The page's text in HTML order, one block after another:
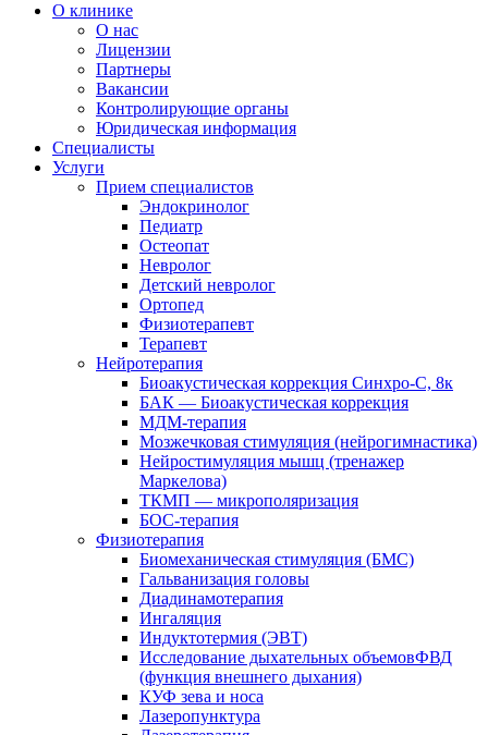
О клинике
О нас
Лицензии
Партнеры
Вакансии
Контролирующие органы
Юридическая информация
Специалисты
Услуги
Прием специалистов
Эндокринолог
Педиатр
Остеопат
Невролог
Детский невролог
Ортопед
Физиотерапевт
Терапевт
Нейротерапия
Биоакустическая коррекция Синхро-С, 8к
БАК — Биоакустическая коррекция
МДМ-терапия
Мозжечковая стимуляция (нейрогимнастика)
Нейростимуляция мышц (тренажер
Маркелова)
ТКМП — микрополяризация
БОС-терапия
Физиотерапия
Биомеханическая стимуляция (БМС)
Гальванизация головы
Диадинамотерапия
Ингаляция
Индуктотермия (ЭВТ)
Исследование дыхательных объемовФВД
(функция внешнего дыхания)
КУФ зева и носа
Лазеропунктура